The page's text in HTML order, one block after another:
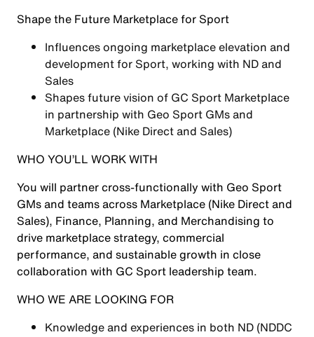
Shape the Future Marketplace for Sport
Influences ongoing marketplace elevation and
development for Sport, working with ND and
Sales
Shapes future vision of GC Sport Marketplace
in partnership with Geo Sport GMs and
Marketplace (Nike Direct and Sales)
WHO YOU’LL WORK WITH
You will partner cross-functionally with Geo Sport
GMs and teams across Marketplace (Nike Direct and
Sales), Finance, Planning, and Merchandising to
drive marketplace strategy, commercial
performance, and sustainable growth in close
collaboration with GC Sport leadership team.
WHO WE ARE LOOKING FOR
Knowledge and experiences in both ND (NDDC